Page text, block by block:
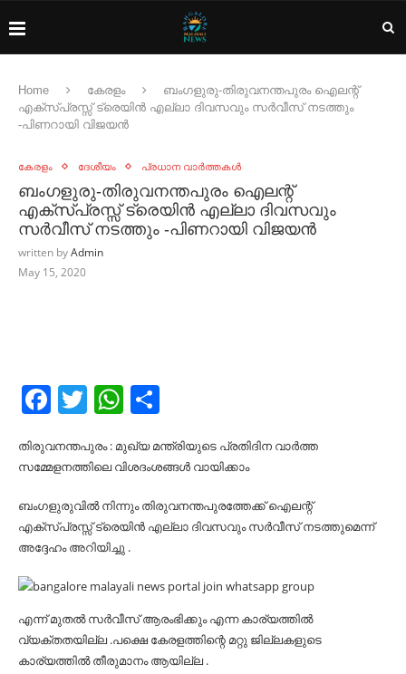
Home കേരളം
ബംഗളുരു-തിരുവനന്തപുരം ഐലന്റ്
എക്സ്പ്രസ്സ് ട്രെയിൻ എല്ലാ ദിവസവും സർവീസ് നടത്തും
-പിണറായി വിജയൻ
കേരളം ദേശീയം പ്രധാന വാർത്തകൾ
ബംഗളുരു-തിരുവനന്തപുരം ഐലന്റ്
എക്സ്പ്രസ്സ് ട്രെയിൻ എല്ലാ ദിവസവും
സർവീസ് നടത്തും -പിണറായി വിജയൻ
written byAdmin
May 15, 2020
Facebook
TwitterWhatsApp
തിരുവനന്തപുരം : മുഖ്യ മന്ത്രിയുടെ പ്രതിദിന വാർത്ത
സമ്മേളനത്തിലെ വിശദംശങ്ങൾ വായിക്കാം
ബംഗളുരുവിൽ നിന്നും തിരുവനന്തപുരത്തേക്ക് ഐലന്റ്
എക്സ്പ്രസ്സ് ട്രെയിൻ എല്ലാ ദിവസവും സർവീസ് നടത്തുമെന്ന്
അദ്ദേഹം അറിയിച്ചു .
എന്ന് മുതൽ സർവീസ് ആരംഭിക്കും എന്ന കാര്യത്തിൽ
വ്യക്തതയില്ല .പക്ഷെ കേരളത്തിന്റെ മറ്റു ജില്ലകളുടെ
കാര്യത്തിൽ തീരുമാനം ആയില്ല .